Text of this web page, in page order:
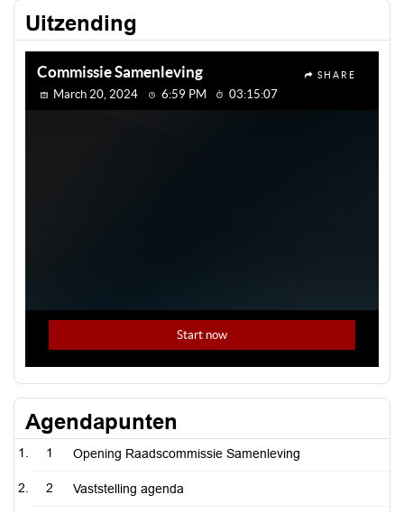
Uitzending
Agendapunten
1 Opening Raadscommissie Samenleving
2 Vaststelling agenda